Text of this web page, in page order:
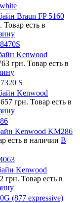
Braun FP 5160
Товар есть в
Kenwood
грн. Товар есть в
S
Kenwood
грн. Товар есть в
Kenwood KM286
есть в наличии В
Kenwood
грн. Товар есть в
(877 expressive)